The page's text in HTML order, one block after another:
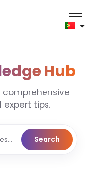
Hub
comprehensive
expert tips.
Search